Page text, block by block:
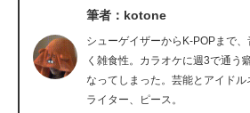
マーケ×ITの今がよく分かる
ITエンジニア向け専門サイト
企業向けIT製品の総合サイト
筆者：kotone
シューゲイザーからK-POPまで
く雑食性。カラオケに週3で通う
なってしまった。芸能とアイド
ライター、ピース。